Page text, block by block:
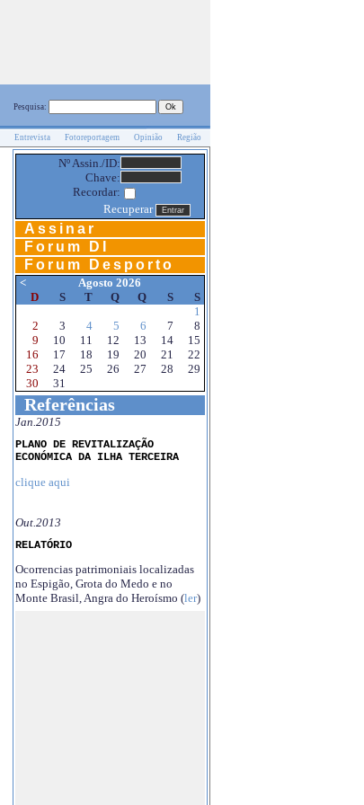
Pesquisa:
Entrevista Fotoreportagem Opinião Região
Nº Assin./ID:
Chave:
Recordar:
Recuperar
Assinar
Forum DI
Forum Desporto
<
Agosto 2026
D
S T Q Q S
S
1
2
3 4 5 6 7
8
9
10 11 12 13 14
15
16
17 18 19 20 21
22
23
24 25 26 27 28
29
30
31
Referências
Jan.2015
PLANO DE REVITALIZAÇÃO
ECONÓMICA DA ILHA TERCEIRA
clique aqui
Out.2013
RELATÓRIO
Ocorrencias patrimoniais localizadas
no Espigão, Grota do Medo e no
Monte Brasil, Angra do Heroísmo (ler)